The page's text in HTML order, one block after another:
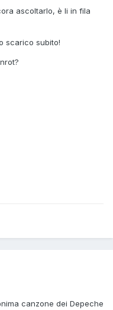
ascoltarlo, è li in fila
scarico subito!
canzone dei Depeche